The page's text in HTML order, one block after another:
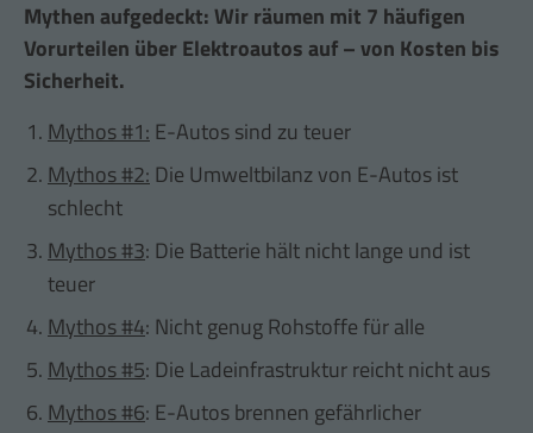
Mythen aufgedeckt: Wir räumen mit 7 häufigen
Vorurteilen über Elektroautos auf – von Kosten bis
Sicherheit.
Mythos #1: E-Autos sind zu teuer
Mythos #2: Die Umweltbilanz von E-Autos ist
schlecht
Mythos #3: Die Batterie hält nicht lange und ist
teuer
Mythos #4: Nicht genug Rohstoffe für alle
Mythos #5: Die Ladeinfrastruktur reicht nicht aus
Mythos #6: E-Autos brennen gefährlicher